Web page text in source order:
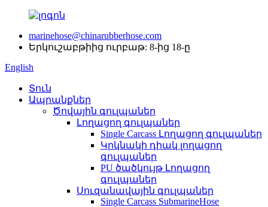
marinehose@chinarubberhose.com
Երկուշաբթիից ուրբաթ: 8-ից 18-ը
English
Տուն
Ապրանքներ
Ծովային գուլպաներ
Լողացող գուլպաներ
Single Carcass Լողացող գուլպաներ
Կրկնակի դիակ լողացող
գուլպաներ
PU ծածկույթ Լողացող
գուլպաներ
Սուզանավային գուլպաներ
Single Carcass SubmarineHose